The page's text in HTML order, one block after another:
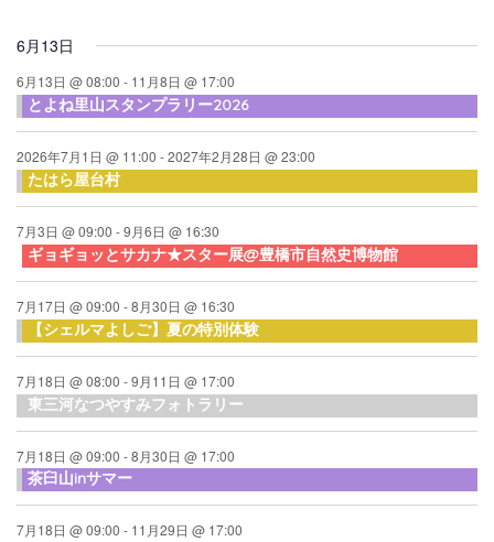
ョ
ン
を
表
示
ト,
6月13日
6月13日 @ 08:00 - 11月8日 @ 17:00
とよね里山スタンプラリー2026
2026年7月1日 @ 11:00 -2027年2月28日 @ 23:00
たはら屋台村
7月3日 @ 09:00 -9月6日 @ 16:30
ギョギョッとサカナ★スター展@豊橋市自然史博物館
7月17日 @ 09:00 -8月30日 @ 16:30
【シェルマよしご】夏の特別体験
7月18日 @ 08:00 -9月11日 @ 17:00
東三河なつやすみフォトラリー
7月18日 @ 09:00 -8月30日 @ 17:00
茶臼山inサマー
7月18日 @ 09:00 - 11月29日 @ 17:00